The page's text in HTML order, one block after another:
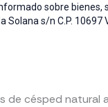
sobre
s/n C.P. 10697